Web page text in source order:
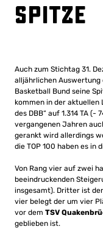
Spitze
Auch zum Stichtag 31.
alljährlichen Auswertung
Basketball Bund seine
kommen in der aktuellen
des DBB“ auf 1.314 TA (-
vergangenen Jahren
gerankt wird allerdings
die TOP 100 haben es in
Von Rang vier auf zwei
beeindruckenden
insgesamt). Dritter ist
vier belegt der um vier
vor dem TSV
geblieben ist.